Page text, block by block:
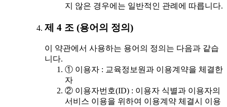
지 않은 경우에는 일반적인 관례에 따릅니다.
제 4 조 (용어의 정의)
이 약관에서 사용하는 용어의 정의는 다음과 같습
니다.
① 이용자 : 교육정보원과 이용계약을 체결한
자
② 이용자번호(ID) : 이용자 식별과 이용자의
서비스 이용을 위하여 이용계약 체결시 이용